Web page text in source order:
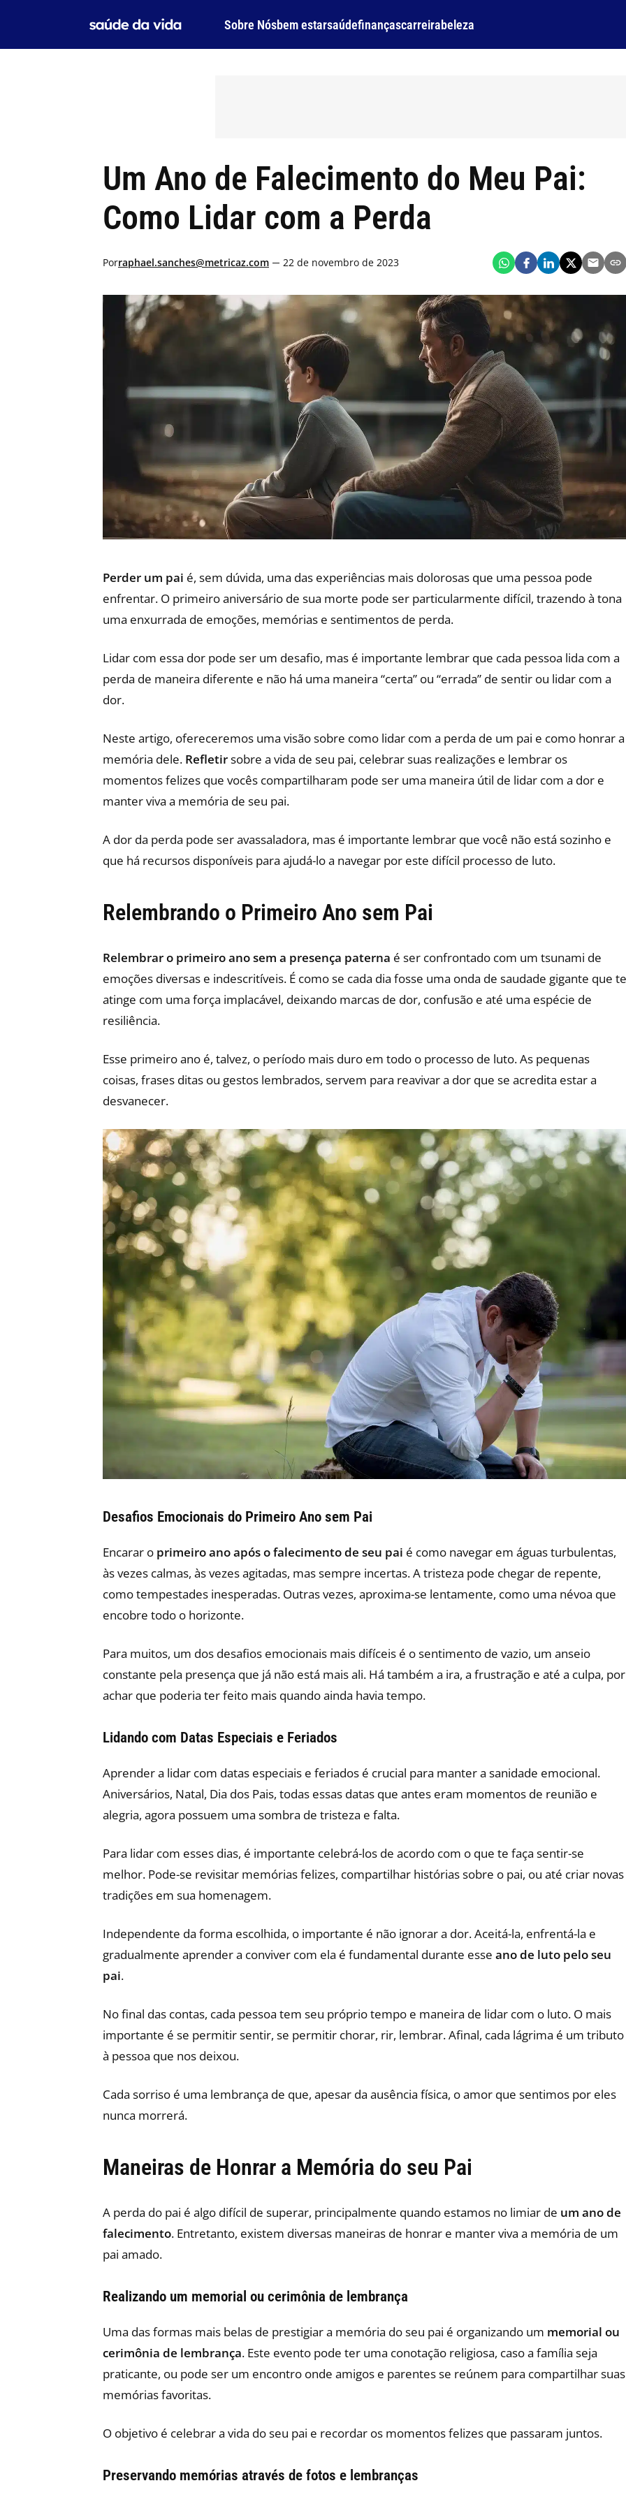
Sobre Nósbem estarsaúdefinançascarreirabeleza
Um Ano de Falecimento do Meu Pai:
Como Lidar com a Perda
Porraphael.sanches@metricaz.com 22 de novembro de 2023
Perder um pai é, sem dúvida, uma das experiências mais dolorosas que uma pessoa pode
enfrentar. O primeiro aniversário de sua morte pode ser particularmente difícil, trazendo à tona
uma enxurrada de emoções, memórias e sentimentos de perda.
Lidar com essa dor pode ser um desafio, mas é importante lembrar que cada pessoa lida com a
perda de maneira diferente e não há uma maneira “certa” ou “errada” de sentir ou lidar com a
dor.
Neste artigo, ofereceremos uma visão sobre como lidar com a perda de um pai e como honrar a
memória dele. Refletirsobre a vida de seu pai, celebrar suas realizações e lembrar os
momentos felizes que vocês compartilharam pode ser uma maneira útil de lidar com a dor e
manter viva a memória de seu pai.
A dor da perda pode ser avassaladora, mas é importante lembrar que você não está sozinho e
que há recursos disponíveis para ajudá-lo a navegar por este difícil processo de luto.
Relembrando o Primeiro Ano sem Pai
Relembrar o primeiro ano sem a presença paterna é ser confrontado com um tsunami de
emoções diversas e indescritíveis. É como se cada dia fosse uma onda de saudade gigante que te
atinge com uma força implacável, deixando marcas de dor, confusão e até uma espécie de
resiliência.
Esse primeiro ano é, talvez, o período mais duro em todo o processo de luto. As pequenas
coisas, frases ditas ou gestos lembrados, servem para reavivar a dor que se acredita estar a
desvanecer.
Desafios Emocionais do Primeiro Ano sem Pai
Encarar o primeiro ano após o falecimento de seu pai é como navegar em águas turbulentas,
às vezes calmas, às vezes agitadas, mas sempre incertas. A tristeza pode chegar de repente,
como tempestades inesperadas. Outras vezes, aproxima-se lentamente, como uma névoa que
encobre todo o horizonte.
Para muitos, um dos desafios emocionais mais difíceis é o sentimento de vazio, um anseio
constante pela presença que já não está mais ali. Há também a ira, a frustração e até a culpa, por
achar que poderia ter feito mais quando ainda havia tempo.
Lidando com Datas Especiais e Feriados
Aprender a lidar com datas especiais e feriados é crucial para manter a sanidade emocional.
Aniversários, Natal, Dia dos Pais, todas essas datas que antes eram momentos de reunião e
alegria, agora possuem uma sombra de tristeza e falta.
Para lidar com esses dias, é importante celebrá-los de acordo com o que te faça sentir-se
melhor. Pode-se revisitar memórias felizes, compartilhar histórias sobre o pai, ou até criar novas
tradições em sua homenagem.
Independente da forma escolhida, o importante é não ignorar a dor. Aceitá-la, enfrentá-la e
gradualmente aprender a conviver com ela é fundamental durante esse ano de luto pelo seu
pai.
No final das contas, cada pessoa tem seu próprio tempo e maneira de lidar com o luto. O mais
importante é se permitir sentir, se permitir chorar, rir, lembrar. Afinal, cada lágrima é um tributo
à pessoa que nos deixou.
Cada sorriso é uma lembrança de que, apesar da ausência física, o amor que sentimos por eles
nunca morrerá.
Maneiras de Honrar a Memória do seu Pai
A perda do pai é algo difícil de superar, principalmente quando estamos no limiar de um ano de
falecimento. Entretanto, existem diversas maneiras de honrar e manter viva a memória de um
pai amado.
Realizando um memorial ou cerimônia de lembrança
Uma das formas mais belas de prestigiar a memória do seu pai é organizando um memorial ou
cerimônia de lembrança. Este evento pode ter uma conotação religiosa, caso a família seja
praticante, ou pode ser um encontro onde amigos e parentes se reúnem para compartilhar suas
memórias favoritas.
O objetivo é celebrar a vida do seu pai e recordar os momentos felizes que passaram juntos.
Preservando memórias através de fotos e lembranças